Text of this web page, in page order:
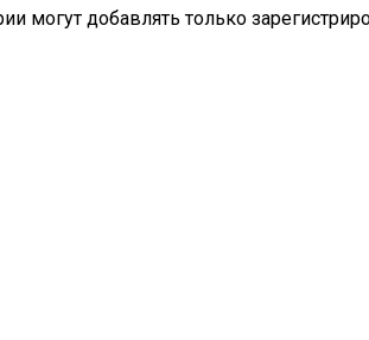
могут добавлять только